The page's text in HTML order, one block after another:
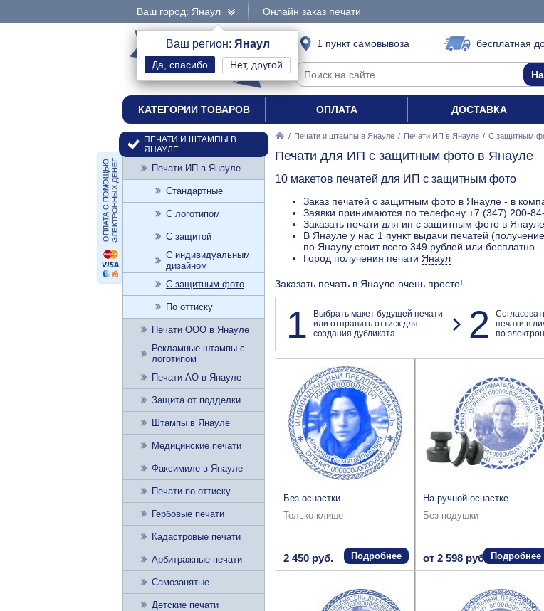
Ваш город: Янаул
Ваш регион: Янаул
Нет, другой
Онлайн заказ печати
интернет-магазин 1 пункт самовывоза бесплатная
КАТЕГОРИИ ТОВАРОВ ОПЛАТА ДОСТАВКА
/ Печати и штампы в Янауле / Печати ИП в Янауле / С защитным
Печати для ИП с защитным фото в Янауле
10 макетов печатей для ИП с защитным фото
Заказ печатей с защитным фото в Янауле - в
Заявки принимаются по телефону +7 (347) 200-
Заказать печати для ип с защитным фото в
В Янауле у нас 1 пункт выдачи печатей
по Янаулу стоит всего 349 рублей или бесплатно
Город получения печати Янаул
Заказать печать в Янауле очень просто!
1
Выбрать макет будущей печати
или отправить оттиск для
создания дубликата
2
печати в
по
Без оснастки
Только клише
2 450 руб. Подробнее
На ручной оснастке
Без подушки
от 2 598 руб. Подробнее
ПЕЧАТИ И ШТАМПЫ В
ЯНАУЛЕ
Печати ИП в Янауле
Стандартные
С логотипом
С защитой
С индивидуальным
дизайном
С защитным фото
По оттиску
Печати ООО в Янауле
Рекламные штампы с
логотипом
Печати АО в Янауле
Защита от подделки
Штампы в Янауле
Медицинские печати
Факсимиле в Янауле
Печати по оттиску
Гербовые печати
Кадастровые печати
Арбитражные печати
Самозанятые
Детские печати